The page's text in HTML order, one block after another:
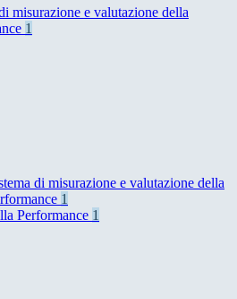
misurazione e valutazione della
1
di misurazione e valutazione della
1
Performance 1